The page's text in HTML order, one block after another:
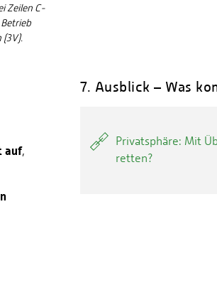
Zeilen C-
auf,
7. Ausblick – Was
Privatsphäre: Mit
retten?